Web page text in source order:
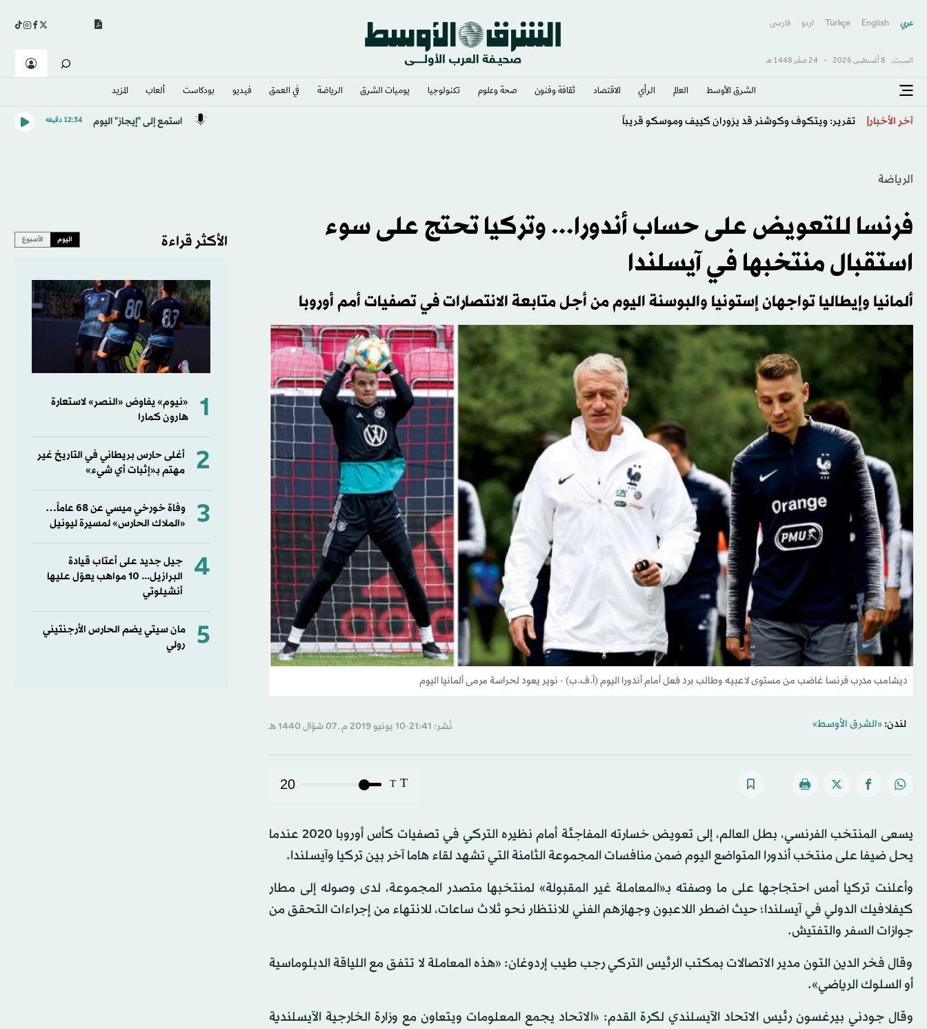
عربي English
Türkçe اردو فارسى
السبت, 8 أغسطس 2026 - 24 صفَر 1448 هـ
الشرق الأوسط​ العالم الرأي الاقتصاد ثقافة وفنون صحة وعلوم تكنولوجيا يوميات الشرق​ الرياضة في العمق فيديو بودكاست ألعاب المزيد
آخر الأخبار سان جيرمان يتعادل وديّاً أمام يونايتد استمع إلى "إيجاز" اليوم 12:34 دقيقه
الرياضة
فرنسا للتعويض على حساب أندورا... وتركيا تحتج على سوء
استقبال منتخبها في آيسلندا
ألمانيا وإيطاليا تواجهان إستونيا والبوسنة اليوم من أجل متابعة الانتصارات في تصفيات أمم أوروبا
ديشامب مدرب فرنسا غاضب من مستوى لاعبيه وطالب برد فعل أمام أندورا اليوم (أ.ف.ب) - نوير يعود لحراسة مرمى ألمانيا اليوم
لندن: «الشرق الأوسط» نُشر: 21:41-10 يونيو 2019 م ـ 07 شوّال 1440 هـ
T
T
20
يسعى المنتخب الفرنسي، بطل العالم، إلى تعويض خسارته المفاجئة أمام نظيره التركي في تصفيات كأس أوروبا 2020 عندما
يحل ضيفا على منتخب أندورا المتواضع اليوم ضمن منافسات المجموعة الثامنة التي تشهد لقاء هاما آخر بين تركيا وآيسلندا.
وأعلنت تركيا أمس احتجاجها على ما وصفته بـ«المعاملة غير المقبولة» لمنتخبها متصدر المجموعة، لدى وصوله إلى مطار
كيفلافيك الدولي في آيسلندا؛ حيث اضطر اللاعبون وجهازهم الفني للانتظار نحو ثلاث ساعات، للانتهاء من إجراءات التحقق من
جوازات السفر والتفتيش.
وقال فخر الدين التون مدير الاتصالات بمكتب الرئيس التركي رجب طيب إردوغان: «هذه المعاملة لا تتفق مع اللياقة الدبلوماسية
أو السلوك الرياضي».
وقال جودني بيرغسون رئيس الاتحاد الآيسلندي لكرة القدم: «الاتحاد يجمع المعلومات ويتعاون مع وزارة الخارجية الآيسلندية
الأكثر قراءة اليوم الأسبوع
1
«نيوم» يفاوض «النصر» لاستعارة
هارون كمارا
2
أغلى حارس بريطاني في التاريخ غير
مهتم بـ«إثبات أي شيء»
3
وفاة خورخي ميسي عن 68 عاماً…
«الملاك الحارس» لمسيرة ليونيل
4
جيل جديد على أعتاب قيادة
البرازيل... 10 مواهب يعوّل عليها
أنشيلوتي
5
مان سيتي يضم الحارس الأرجنتيني
رولي